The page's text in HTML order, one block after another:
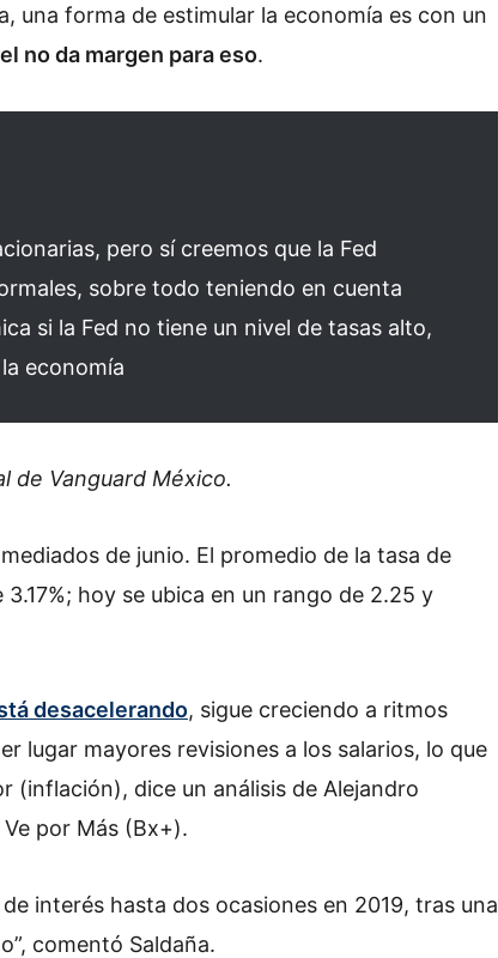
una forma de estimular la economía es con un
no da margen para eso.
pero sí creemos que la Fed
sobre todo teniendo en cuenta
si la Fed no tiene un nivel de tasas alto,
economía
de Vanguard México.
de junio. El promedio de la tasa de
hoy se ubica en un rango de 2.25 y
desacelerando, sigue creciendo a ritmos
lugar mayores revisiones a los salarios, lo que
(inflación), dice un análisis de Alejandro
por Más (Bx+).
interés hasta dos ocasiones en 2019, tras una
comentó Saldaña.